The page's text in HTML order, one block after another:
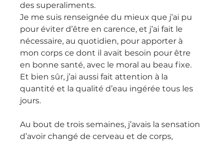
des superaliments.
Je me suis renseignée du mieux que j’ai pu
pour éviter d’être en carence, et j’ai fait le
nécessaire, au quotidien, pour apporter à
mon corps ce dont il avait besoin pour être
en bonne santé, avec le moral au beau fixe.
Et bien sûr, j’ai aussi fait attention à la
quantité et la qualité d’eau ingérée tous les
jours.
Au bout de trois semaines, j’avais la sensation
d’avoir changé de cerveau et de corps,